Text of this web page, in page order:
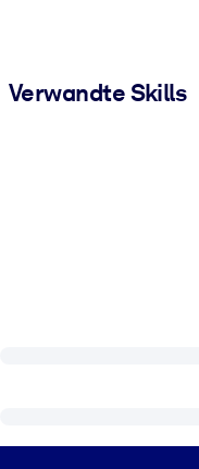
Verwandte Skills